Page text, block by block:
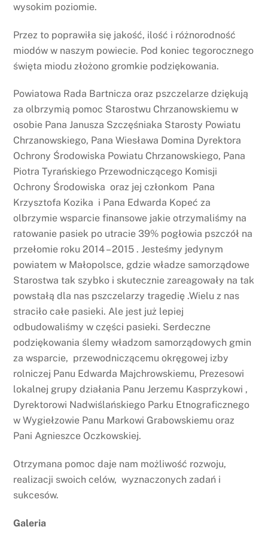
wysokim poziomie.
Przez to poprawiła się jakość, ilość i różnorodność
miodów w naszym powiecie. Pod koniec tegorocznego
święta miodu złożono gromkie podziękowania.
Powiatowa Rada Bartnicza oraz pszczelarze dziękują
za olbrzymią pomoc Starostwu Chrzanowskiemu w
osobie Pana Janusza Szczęśniaka Starosty Powiatu
Chrzanowskiego, Pana Wiesława Domina Dyrektora
Ochrony Środowiska Powiatu Chrzanowskiego, Pana
Piotra Tyrańskiego Przewodniczącego Komisji
Ochrony Środowiska oraz jej członkom Pana
Krzysztofa Kozika i Pana Edwarda Kopeć za
olbrzymie wsparcie finansowe jakie otrzymaliśmy na
ratowanie pasiek po utracie 39% pogłowia pszczół na
przełomie roku 2014 – 2015 . Jesteśmy jedynym
powiatem w Małopolsce, gdzie władze samorządowe
Starostwa tak szybko i skutecznie zareagowały na tak
powstałą dla nas pszczelarzy tragedię .Wielu z nas
straciło całe pasieki. Ale jest już lepiej
odbudowaliśmy w części pasieki. Serdeczne
podziękowania ślemy władzom samorządowych gmin
za wsparcie, przewodniczącemu okręgowej izby
rolniczej Panu Edwarda Majchrowskiemu, Prezesowi
lokalnej grupy działania Panu Jerzemu Kasprzykowi ,
Dyrektorowi Nadwiślańskiego Parku Etnograficznego
w Wygiełzowie Panu Markowi Grabowskiemu oraz
Pani Agnieszce Oczkowskiej.
Otrzymana pomoc daje nam możliwość rozwoju,
realizacji swoich celów, wyznaczonych zadań i
sukcesów.
Galeria